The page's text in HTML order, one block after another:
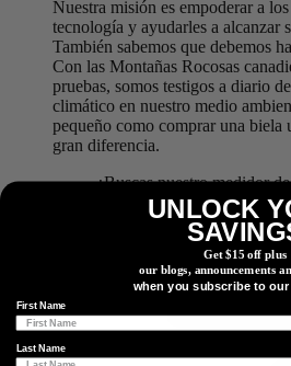
Nuestra misión es empoderar a
tecnología y ayudarles a alcanzar
También sabemos que debemos
Con las Montañas Rocosas
pruebas, somos testigos a diario
climático en nuestro medio
pequeño como comprar una biela
gran diferencia.
¿Buscas nuestro medidor
ecológico? Descubre cómo
Más información
UNLOCK
Get $15 off plus
our blogs, announcements
when you subscribe to
First Name
Last Name